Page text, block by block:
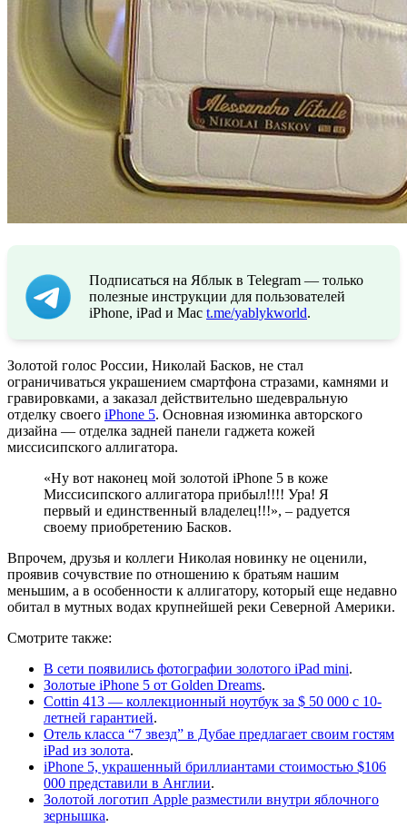
Подписаться на Яблык в Telegram — только
полезные инструкции для пользователей
iPhone, iPad и Mac t.me/yablykworld.
Золотой голос России, Николай Басков, не стал
ограничиваться украшением смартфона стразами, камнями и
гравировками, а заказал действительно шедевральную
отделку своего iPhone 5. Основная изюминка авторского
дизайна — отделка задней панели гаджета кожей
миссисипского аллигатора.
«Ну вот наконец мой золотой iPhone 5 в коже
Миссисипского аллигатора прибыл!!!! Ура! Я
первый и единственный владелец!!!», – радуется
своему приобретению Басков.
Впрочем, друзья и коллеги Николая новинку не оценили,
проявив сочувствие по отношению к братьям нашим
меньшим, а в особенности к аллигатору, который еще недавно
обитал в мутных водах крупнейшей реки Северной Америки.
Смотрите также:
В сети появились фотографии золотого iPad mini.
Золотые iPhone 5 от Golden Dreams.
Cottin 413 — коллекционный ноутбук за $ 50 000 с 10-
летней гарантией.
Отель класса “7 звезд” в Дубае предлагает своим гостям
iPad из золота.
iPhone 5, украшенный бриллиантами стоимостью $106
000 представили в Англии.
Золотой логотип Apple разместили внутри яблочного
зернышка.